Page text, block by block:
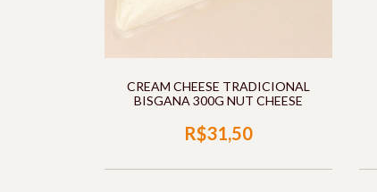
CREAM CHEESE TRADICIONAL
BISGANA 300G NUT CHEESE
R$31,50